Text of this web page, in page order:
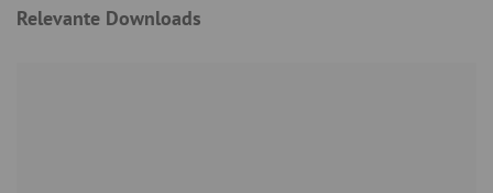
Relevante Downloads